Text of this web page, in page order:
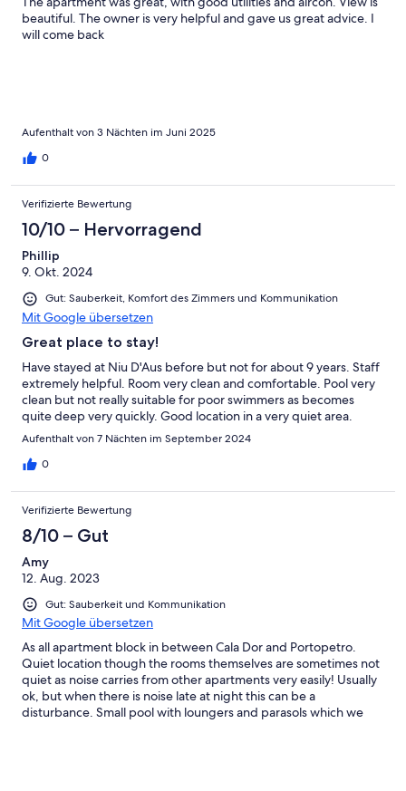
beautiful. The owner is very helpful and gave us great advice. I
will come back
Aufenthalt von 3 Nächten im Juni 2025
0
Verifizierte Bewertung
10/10 – Hervorragend
Phillip
9. Okt. 2024
Gut: Sauberkeit, Komfort des Zimmers und Kommunikation
Mit Google übersetzen
Great place to stay!
Have stayed at Niu D'Aus before but not for about 9 years. Staff
extremely helpful. Room very clean and comfortable. Pool very
clean but not really suitable for poor swimmers as becomes
quite deep very quickly. Good location in a very quiet area.
Aufenthalt von 7 Nächten im September 2024
0
Verifizierte Bewertung
8/10 – Gut
Amy
12. Aug. 2023
Gut: Sauberkeit und Kommunikation
Mit Google übersetzen
As all apartment block in between Cala Dor and Portopetro.
Quiet location though the rooms themselves are sometimes not
quiet as noise carries from other apartments very easily! Usually
ok, but when there is noise late at night this can be a
disturbance. Small pool with loungers and parasols which we